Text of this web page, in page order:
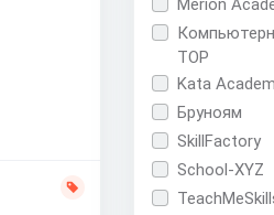
TOP
Kata
Бруноям
SkillFactory
School-XYZ